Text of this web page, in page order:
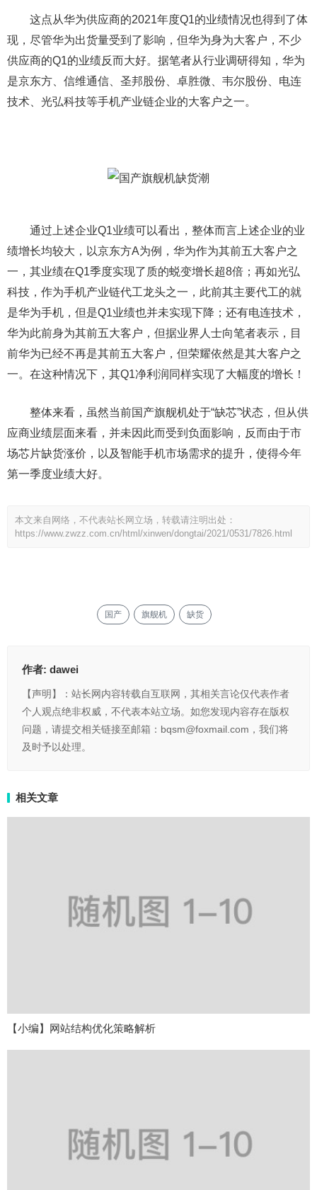
这点从华为供应商的2021年度Q1的业绩情况也得到了体
现，尽管华为出货量受到了影响，但华为身为大客户，不少
供应商的Q1的业绩反而大好。据笔者从行业调研得知，华为
是京东方、信维通信、圣邦股份、卓胜微、韦尔股份、电连
技术、光弘科技等手机产业链企业的大客户之一。
通过上述企业Q1业绩可以看出，整体而言上述企业的业
绩增长均较大，以京东方A为例，华为作为其前五大客户之
一，其业绩在Q1季度实现了质的蜕变增长超8倍；再如光弘
科技，作为手机产业链代工龙头之一，此前其主要代工的就
是华为手机，但是Q1业绩也并未实现下降；还有电连技术，
华为此前身为其前五大客户，但据业界人士向笔者表示，目
前华为已经不再是其前五大客户，但荣耀依然是其大客户之
一。在这种情况下，其Q1净利润同样实现了大幅度的增长！
整体来看，虽然当前国产旗舰机处于“缺芯”状态，但从供
应商业绩层面来看，并未因此而受到负面影响，反而由于市
场芯片缺货涨价，以及智能手机市场需求的提升，使得今年
第一季度业绩大好。
本文来自网络，不代表站长网立场，转载请注明出处：
https://www.zwzz.com.cn/html/xinwen/dongtai/2021/0531/7826.html
国产 旗舰机 缺货
作者: dawei
【声明】：站长网内容转载自互联网，其相关言论仅代表作者
个人观点绝非权威，不代表本站立场。如您发现内容存在版权
问题，请提交相关链接至邮箱：bqsm@foxmail.com，我们将
及时予以处理。
相关文章
【小编】网站结构优化策略解析